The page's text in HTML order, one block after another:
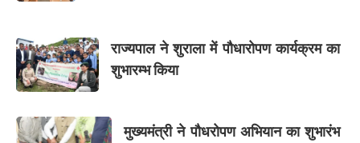
राज्यपाल ने शुराला में पौधारोपण कार्यक्रम का
शुभारम्भ किया
मुख्यमंत्री ने पौधरोपण अभियान का शुभारंभ